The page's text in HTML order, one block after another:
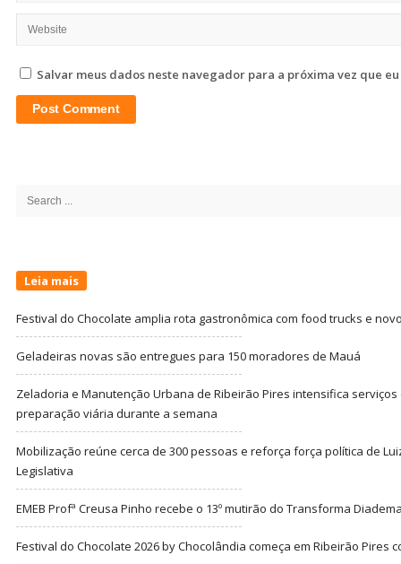
Salvar meus dados neste navegador para a próxima vez que
Search
Leia mais
Festival do Chocolate amplia rota gastronômica com food trucks e
Geladeiras novas são entregues para 150 moradores de Mauá
Zeladoria e Manutenção Urbana de Ribeirão Pires intensifica
preparação viária durante a semana
Mobilização reúne cerca de 300 pessoas e reforça força política de
Legislativa
EMEB Profª Creusa Pinho recebe o 13º mutirão do Transforma
Festival do Chocolate 2026 by Chocolândia começa em Ribeirão Pires